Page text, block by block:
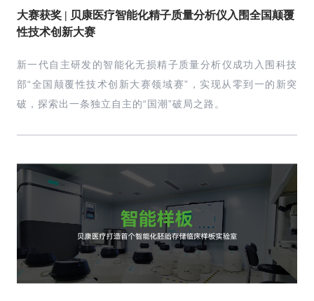
大赛获奖 | 贝康医疗智能化精子质量分析仪入围全国颠覆
性技术创新大赛
新一代自主研发的智能化无损精子质量分析仪成功入围科技
部“全国颠覆性技术创新大赛领域赛”，实现从零到一的新突
破，探索出一条独立自主的“国潮”破局之路。